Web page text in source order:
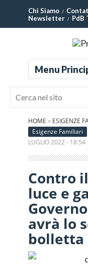
Chi Siamo
Newsletter
PdB
HOME » ESIGENZE
Esigenze Familiari
LUGLIO 2022 - 18:54
Contro
luce e
avrà lo
bolletta